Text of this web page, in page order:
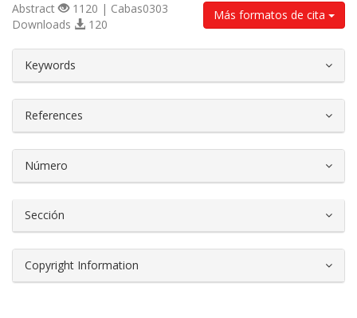
Más formatos de cita
Abstract
1120 | Cabas0303
Downloads
120
Keywords
References
Número
Sección
Copyright Information